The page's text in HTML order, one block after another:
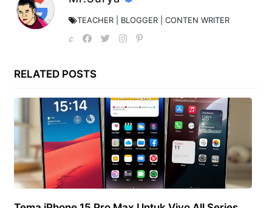
TEACHER | BLOGGER | CONTEN WRITER
RELATED POSTS